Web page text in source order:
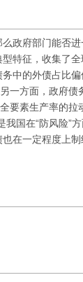
政府部门能否
特征，收集了
中的外债占比
一方面，政府
要素生产率的
国在“防风险”
在一定程度上